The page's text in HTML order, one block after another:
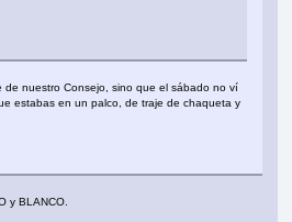
de nuestro Consejo, sino que el sábado no ví
estabas en un palco, de traje de chaqueta y
y BLANCO.